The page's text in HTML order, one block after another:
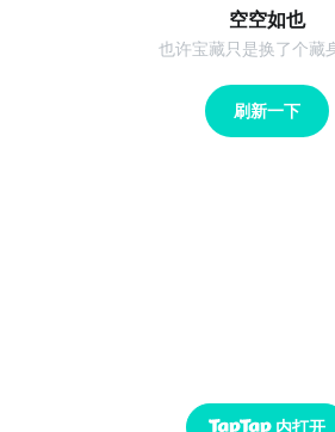
空空如也
也许宝藏只是换了个藏
刷新一下
内打开